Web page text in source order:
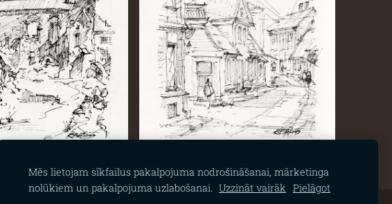
Mēs lietojam sīkfailus pakalpojuma nodrošināšanai, mārketinga
nolūkiem un pakalpojuma uzlabošanai. Uzzināt vairāk Pielāgot